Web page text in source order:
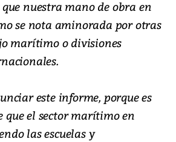
nuestra mano de obra en
se nota aminorada por otras
marítimo o divisiones
este informe, porque es
el sector marítimo en
las escuelas y